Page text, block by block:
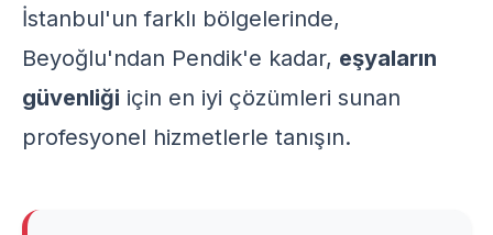
İstanbul'un farklı bölgelerinde,
Beyoğlu'ndan Pendik'e kadar, eşyaların
güvenliği için en iyi çözümleri sunan
profesyonel hizmetlerle tanışın.